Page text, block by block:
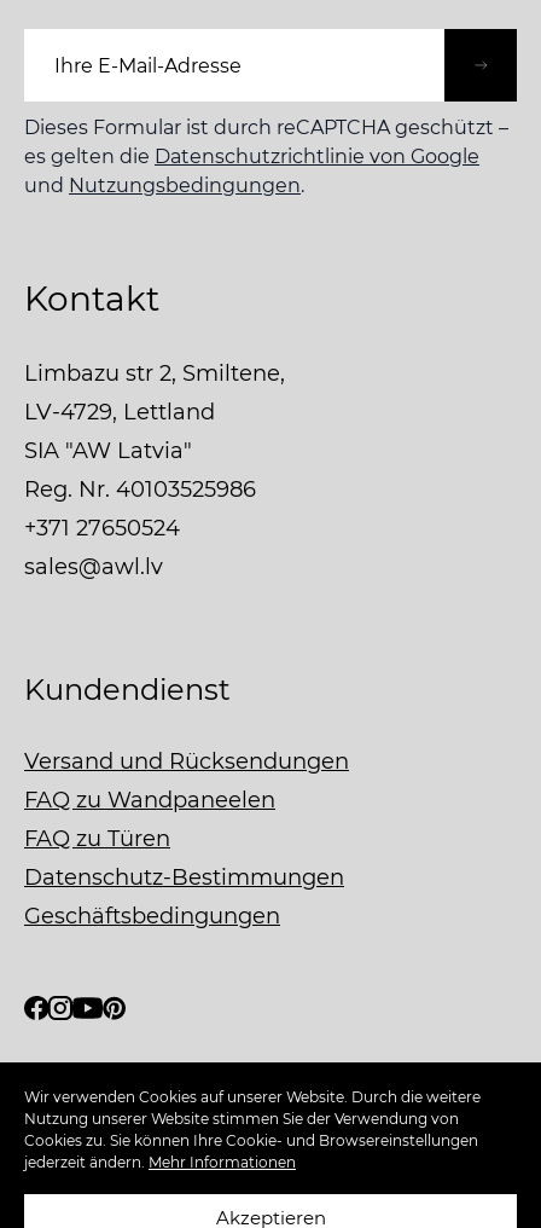
Wir verwenden Cookies auf unserer Website. Durch die weitere
Nutzung unserer Website stimmen Sie der Verwendung von
Cookies zu. Sie können Ihre Cookie- und Browsereinstellungen
jederzeit ändern. Mehr Informationen
Akzeptieren
Dieses Formular ist durch reCAPTCHA geschützt –
es gelten die Datenschutzrichtlinie von Google
und Nutzungsbedingungen.
Kontakt
Limbazu str 2, Smiltene,
LV-4729, Lettland
SIA "AW Latvia"
Reg. Nr. 40103525986
+371 27650524
sales@awl.lv
Kundendienst
Versand und Rücksendungen
FAQ zu Wandpaneelen
FAQ zu Türen
Datenschutz-Bestimmungen
Geschäftsbedingungen
Fragen Sie nach unserem
FSC® C130511-zertifizierten
Material